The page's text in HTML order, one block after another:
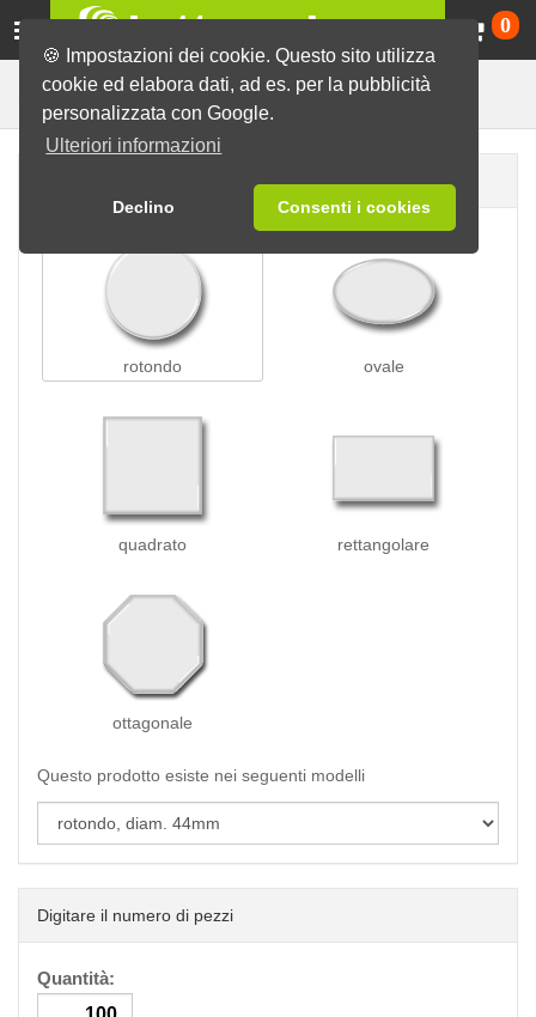
🍪 Impostazioni dei cookie. Questo sito utilizza
cookie ed elabora dati, ad es. per la pubblicità
personalizzata con Google.
Ulteriori informazioni
Declino Consenti i cookies
0
Spille Spille a perno
rotondo ovale
quadrato rettangolare
ottagonale
Questo prodotto esiste nei seguenti modelli
Digitare il numero di pezzi
Quantità: